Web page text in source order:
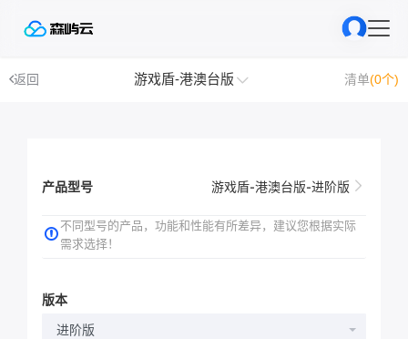
返回 游戏盾-港澳台版 清单(0个)
产品型号 游戏盾-港澳台版-进阶版
不同型号的产品，功能和性能有所差异，建议您根据实际
需求选择！
版本
进阶版